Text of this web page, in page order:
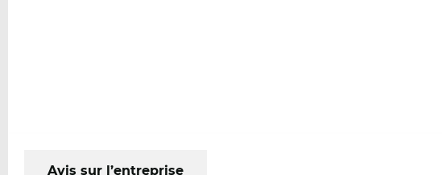
Avis sur l’entreprise